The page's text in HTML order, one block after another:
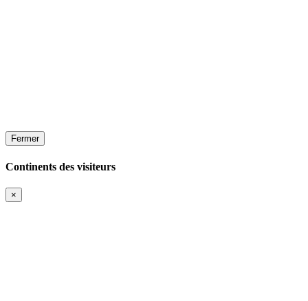
Fermer
Continents des visiteurs
×